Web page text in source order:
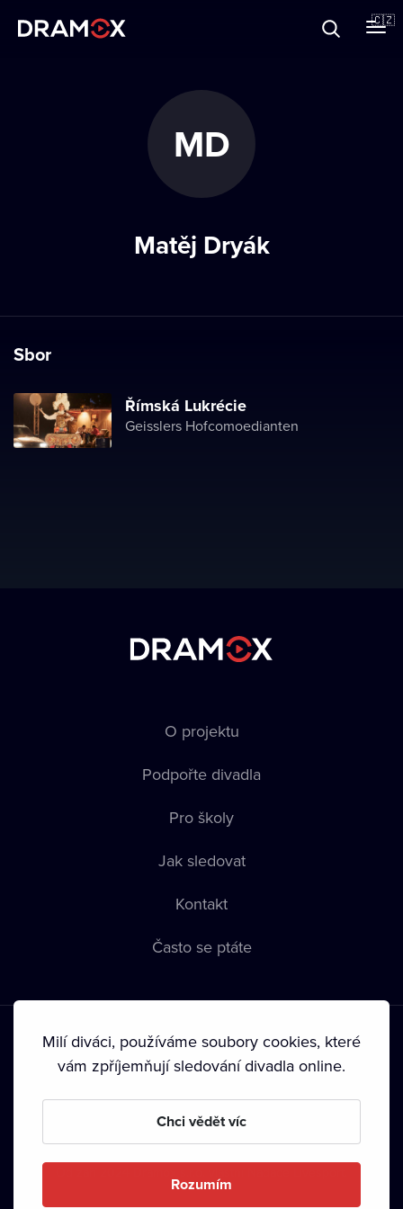
🇨🇿
MD
Matěj Dryák
Sbor
Římská Lukrécie
Geisslers Hofcomoedianten
O projektu
Podpořte divadla
Pro školy
Jak sledovat
Kontakt
Často se ptáte
Podmínky používání • Ochrana soukromí • Zásady používání
• Autorská práva•
Milí diváci, používáme soubory cookies, které
vám zpříjemňují sledování divadla online.
Chci vědět víc
Rozumím